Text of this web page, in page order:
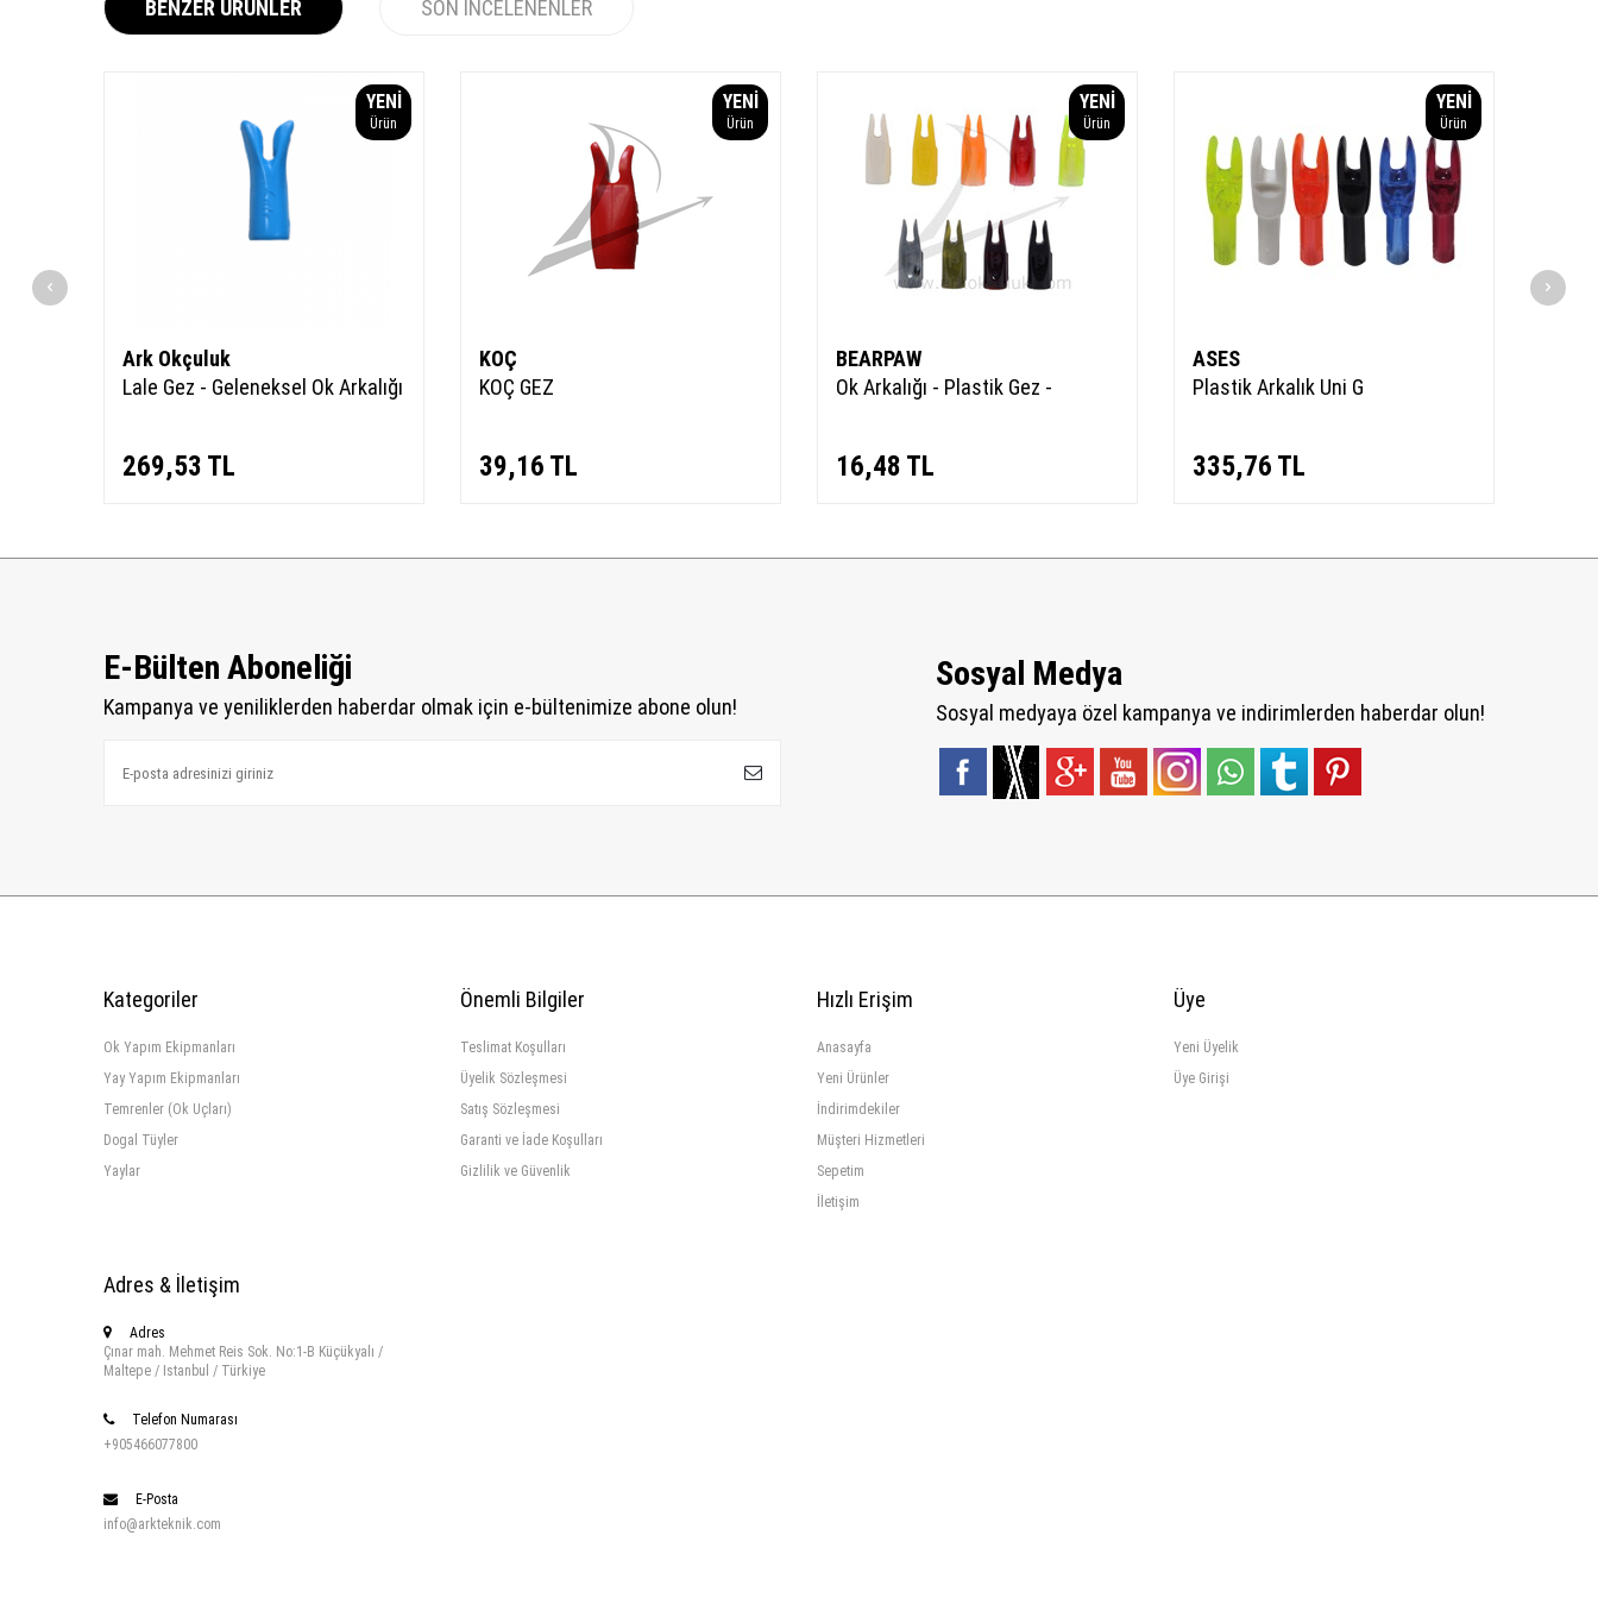
BENZER ÜRÜNLER SON İNCELENENLER
YENI
Ürün
Ark Okçuluk
Lale Gez - Geleneksel Ok Arkalığı
269,53 TL
YENI
Ürün
KOÇ
KOÇ GEZ
39,16 TL
YENI
Ürün
BEARPAW
Ok Arkalığı - Plastik Gez -
16,48 TL
YENI
Ürün
ASES
Plastik Arkalık Uni G
335,76 TL
E-Bülten Aboneliği
Kampanya ve yeniliklerden haberdar olmak için e-bültenimize abone olun!
Sosyal Medya
Sosyal medyaya özel kampanya ve indirimlerden haberdar olun!
Kategoriler
Ok Yapım Ekipmanları
Yay Yapım Ekipmanları
Temrenler (Ok Uçları)
Dogal Tüyler
Yaylar
Önemli Bilgiler
Teslimat Koşulları
Üyelik Sözleşmesi
Satış Sözleşmesi
Garanti ve İade Koşulları
Gizlilik ve Güvenlik
Hızlı Erişim
Anasayfa
Yeni Ürünler
İndirimdekiler
Müşteri Hizmetleri
Sepetim
İletişim
Üye
Yeni Üyelik
Üye Girişi
Adres & İletişim
Adres
Çınar mah. Mehmet Reis Sok. No:1-B Küçükyalı /
Maltepe / Istanbul / Türkiye
Telefon Numarası
+905466077800
E-Posta
info@arkteknik.com